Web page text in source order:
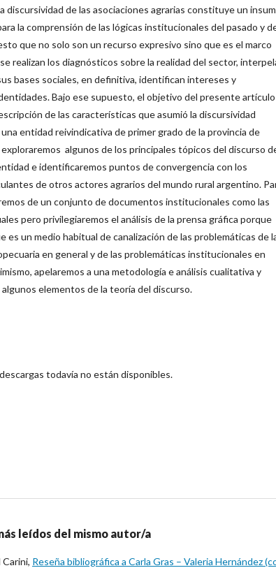
discursividad de las asociaciones agrarias constituye un
la comprensión de las lógicas institucionales del pasado y
que no solo son un recurso expresivo sino que es el marco
realizan los diagnósticos sobre la realidad del sector,
bases sociales, en definitiva, identifican intereses y
Bajo ese supuesto, el objetivo del presente artículo
de las características que asumió la discursividad
entidad reivindicativa de primer grado de la provincia de
algunos de los principales tópicos del discurso
e identificaremos puntos de convergencia con los
de otros actores agrarios del mundo rural argentino.
de un conjunto de documentos institucionales como las
pero privilegiaremos el análisis de la prensa gráfica porque
es un medio habitual de canalización de las problemáticas de
en general y de las problemáticas institucionales en
apelaremos a una metodología e análisis cualitativa y
elementos de la teoría del discurso.
todavía no están disponibles.
leídos del mismo autor/a
Reseña bibliográfica a Carla Gras – Valeria Hernández